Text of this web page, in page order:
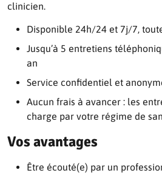
clinicien.
Disponible 24h/24 et 7j/7,
Jusqu’à 5 entretiens
an
Service confidentiel et
Aucun frais à avancer : les
charge par votre régime de
Vos avantages
Être écouté(e) par un